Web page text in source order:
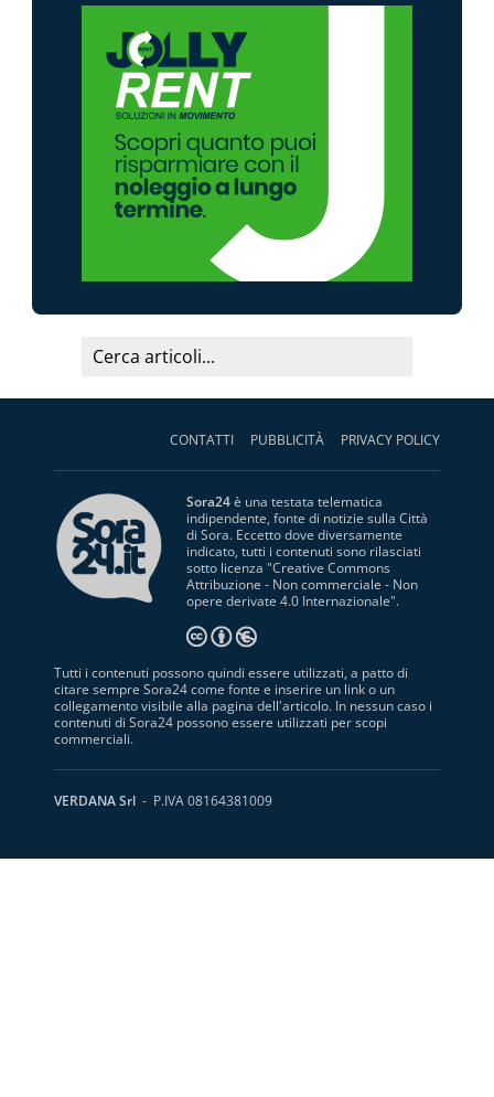
CONTATTI PUBBLICITÀ PRIVACY POLICY
Sora24è una testata telematica
indipendente, fonte di notizie sulla Città
di Sora. Eccetto dove diversamente
indicato, tutti i contenuti sono rilasciati
sotto licenza "Creative Commons
Attribuzione - Non commerciale - Non
opere derivate 4.0 Internazionale".
Tutti i contenuti possono quindi essere utilizzati, a patto di
citare sempre Sora24 come fonte e inserire un link o un
collegamento visibile alla pagina dell'articolo. In nessun caso i
contenuti di Sora24 possono essere utilizzati per scopi
commerciali.
VERDANA Srl - P.IVA 08164381009